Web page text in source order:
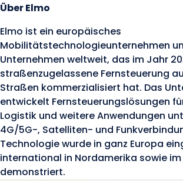
Über Elmo
Elmo ist ein europäisches
Mobilitätstechnologieunternehmen
Unternehmen weltweit, das im Jahr
straßenzugelassene Fernsteuerung
Straßen kommerzialisiert hat. Das
entwickelt Fernsteuerungslösungen
Logistik und weitere Anwendungen
4G/5G-, Satelliten- und
Technologie wurde in ganz Europa
international in Nordamerika sowie im
demonstriert.